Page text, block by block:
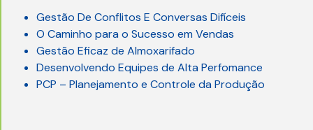
Gestão De Conflitos E Conversas Difíceis
O Caminho para o Sucesso em Vendas
Gestão Eficaz de Almoxarifado
Desenvolvendo Equipes de Alta Perfomance
PCP – Planejamento e Controle da Produção